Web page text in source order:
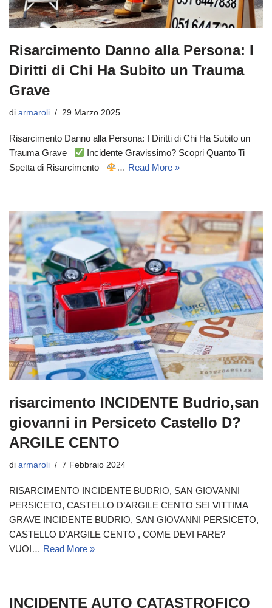
Risarcimento Danno alla Persona: I
Diritti di Chi Ha Subito un Trauma
Grave
di armaroli 29 Marzo 2025
Risarcimento Danno alla Persona: I Diritti di Chi Ha Subito un
Trauma Grave
Incidente Gravissimo? Scopri Quanto Ti
Spetta di Risarcimento
… Read More »
risarcimento INCIDENTE Budrio,san
giovanni in Persiceto Castello D?
ARGILE CENTO
di armaroli 7 Febbraio 2024
RISARCIMENTO INCIDENTE BUDRIO, SAN GIOVANNI
PERSICETO, CASTELLO D’ARGILE CENTO SEI VITTIMA
GRAVE INCIDENTE BUDRIO, SAN GIOVANNI PERSICETO,
CASTELLO D’ARGILE CENTO , COME DEVI FARE?
VUOI… Read More »
INCIDENTE AUTO CATASTROFICO